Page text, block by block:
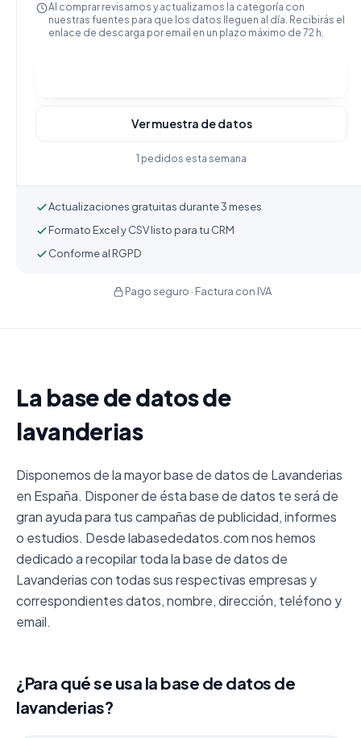
Al comprar revisamos y actualizamos la categoría con
nuestras fuentes para que los datos lleguen al día. Recibirás el
enlace de descarga por email en un plazo máximo de 72 h.
Ver muestra de datos
1 pedidos esta semana
Actualizaciones gratuitas durante 3 meses
Formato Excel y CSV listo para tu CRM
Conforme al RGPD
Pago seguro · Factura con IVA
La base de datos de
lavanderias
Disponemos de la mayor base de datos de Lavanderias
en España. Disponer de ésta base de datos te será de
gran ayuda para tus campañas de publicidad, informes
o estudios. Desde labasededatos.com nos hemos
dedicado a recopilar toda la base de datos de
Lavanderias con todas sus respectivas empresas y
correspondientes datos, nombre, dirección, teléfono y
email.
¿Para qué se usa la base de datos de
lavanderias?